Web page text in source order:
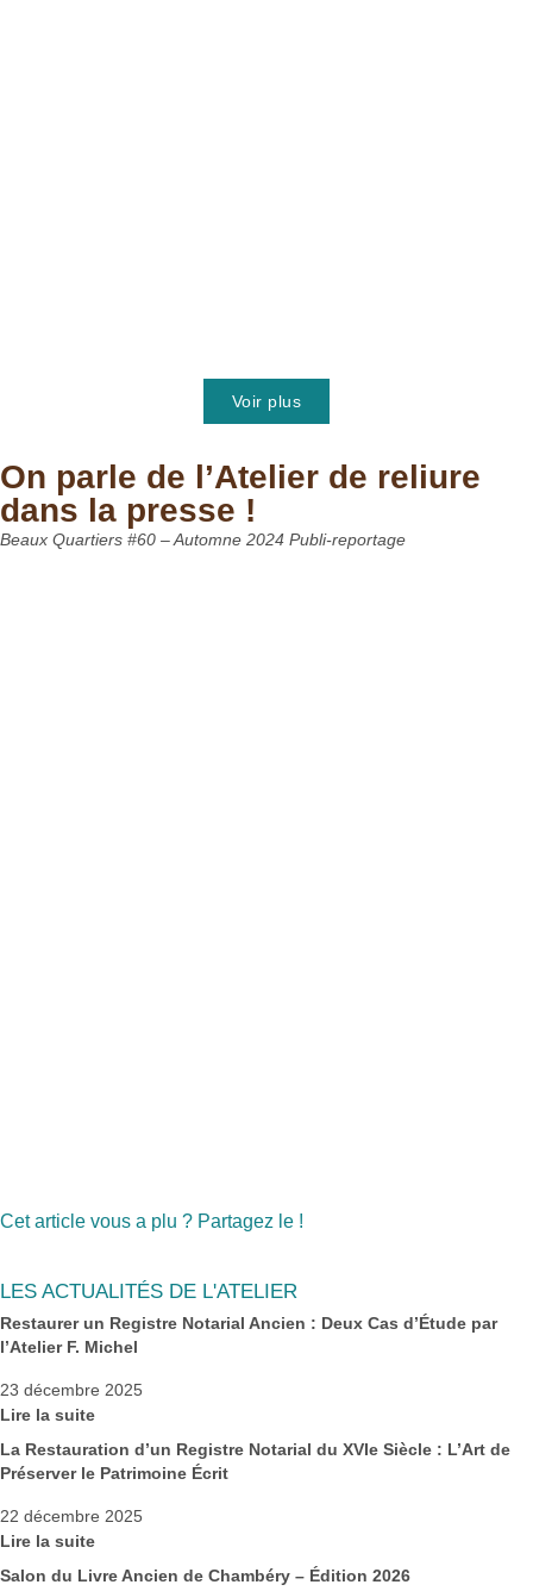
Voir plus
On parle de l’Atelier de reliure
dans la presse !
Beaux Quartiers #60 – Automne 2024 Publi-reportage
Cet article vous a plu ? Partagez le !
LES ACTUALITÉS DE L'ATELIER
Restaurer un Registre Notarial Ancien : Deux Cas d’Étude par
l’Atelier F. Michel
23 décembre 2025
Lire la suite
La Restauration d’un Registre Notarial du XVIe Siècle : L’Art de
Préserver le Patrimoine Écrit
22 décembre 2025
Lire la suite
Salon du Livre Ancien de Chambéry – Édition 2026